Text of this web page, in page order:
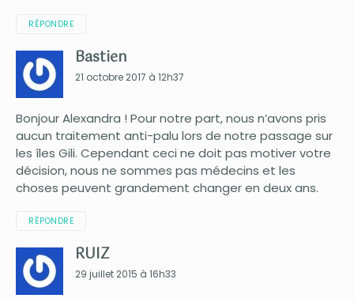
RÉPONDRE
Bastien
21 octobre 2017 à 12h37
Bonjour Alexandra ! Pour notre part, nous n’avons pris
aucun traitement anti-palu lors de notre passage sur
les îles Gili. Cependant ceci ne doit pas motiver votre
décision, nous ne sommes pas médecins et les
choses peuvent grandement changer en deux ans.
RÉPONDRE
RUIZ
29 juillet 2015 à 16h33